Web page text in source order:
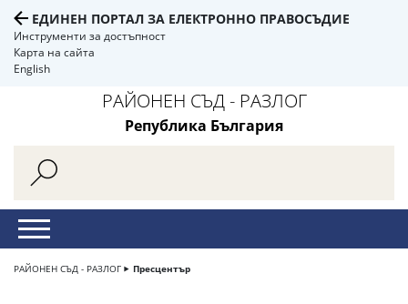
ЕДИНЕН ПОРТАЛ ЗА ЕЛЕКТРОННО ПРАВОСЪДИЕ
Инструменти за достъпност
Карта на сайта
English
РАЙОНЕН СЪД - РАЗЛОГ
Република България
РАЙОНЕН СЪД - РАЗЛОГ Пресцентър